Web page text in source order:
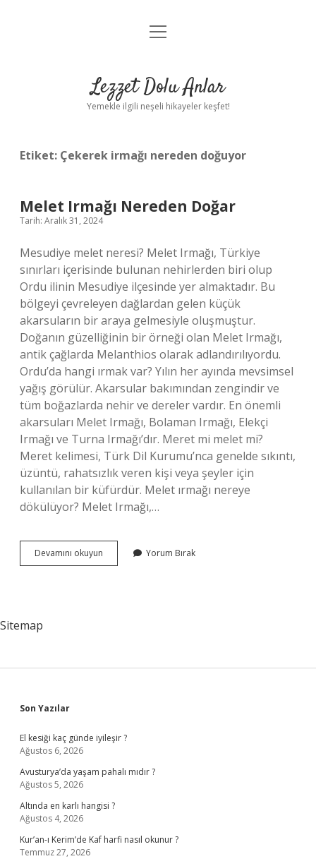
Anasayfa
Yasal Uyarı
menüyü
Lezzet Dolu Anlar
Yemekle ilgili neşeli hikayeler keşfet!
Etiket: Çekerek irmağı nereden doğuyor
Melet Irmağı Nereden Doğar
Tarih: Aralık 31, 2024
Mesudiye melet neresi? Melet Irmağı, Türkiye
sınırları içerisinde bulunan nehirlerden biri olup
Ordu ilinin Mesudiye ilçesinde yer almaktadır. Bu
bölgeyi çevreleyen dağlardan gelen küçük
akarsuların bir araya gelmesiyle oluşmuştur.
Doğanın güzelliğinin bir örneği olan Melet Irmağı,
antik çağlarda Melanthios olarak adlandırılıyordu.
Ordu’da hangi ırmak var? Yılın her ayında mevsimsel
yağış görülür. Akarsular bakımından zengindir ve
tüm boğazlarda nehir ve dereler vardır. En önemli
akarsuları Melet Irmağı, Bolaman Irmağı, Elekçi
Irmağı ve Turna Irmağı’dır. Meret mi melet mi?
Meret kelimesi, Türk Dil Kurumu’nca genelde sıkıntı,
üzüntü, rahatsızlık veren kişi veya şeyler için
kullanılan bir küfürdür. Melet ırmağı nereye
dökülüyor? Melet Irmağı,…
Devamını okuyun
Irmağı
Yorum Bırak
Sitemap
Sidebar
Son Yazılar
El kesiği kaç günde iyileşir ?
Ağustos 6, 2026
Avusturya’da yaşam pahalı mıdır ?
Ağustos 5, 2026
Altında en karlı hangisi ?
Ağustos 4, 2026
Kur’an-ı Kerim’de Kaf harfi nasıl okunur ?
Temmuz 27, 2026